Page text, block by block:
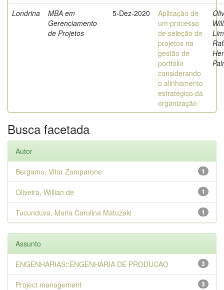
Londrina
MBA em
Gerenciamento
de Projetos
5-Dez-2020
Aplicação de
um processo
de seleção de
projetos na
gestão de
portfólio
considerando
o alinhamento
estratégico da
organização
Busca facetada
Autor
1
Bergamo, Vitor Zamparone
1
Oliveira, Willian de
1
Tucunduva, Maria Carolina Matuzaki
Assunto
3
ENGENHARIAS::ENGENHARIA DE PRODUCAO
3
Project management